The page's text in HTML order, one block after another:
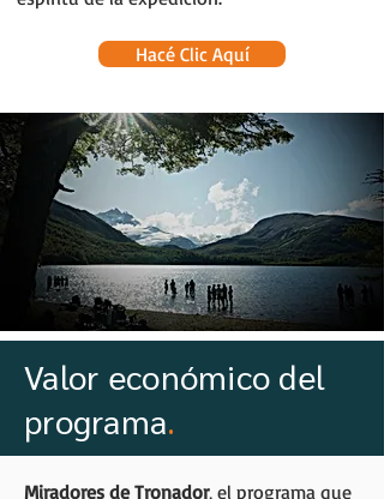
Hacé Clic Aquí
Valor económico del
programa.
Miradores de Tronador, el programa que